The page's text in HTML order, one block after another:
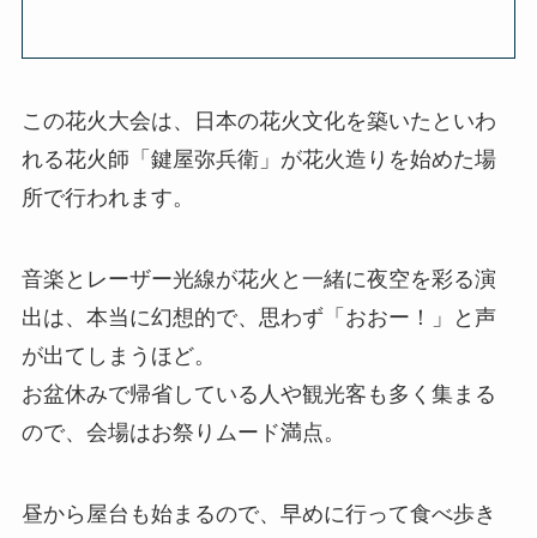
この花火大会は、日本の花火文化を築いたといわ
れる花火師「鍵屋弥兵衛」が花火造りを始めた場
所で行われます。
音楽とレーザー光線が花火と一緒に夜空を彩る演
出は、本当に幻想的で、思わず「おおー！」と声
が出てしまうほど。
お盆休みで帰省している人や観光客も多く集まる
ので、会場はお祭りムード満点。
昼から屋台も始まるので、早めに行って食べ歩き